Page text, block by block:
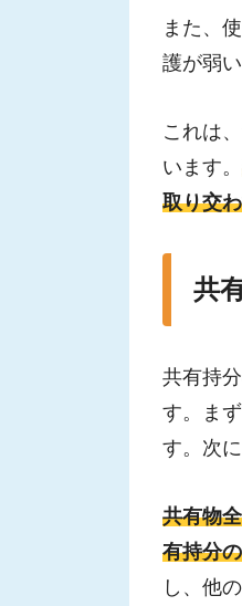
また、
護が弱
これは
います。
取り交
共
共有持
す。ま
す。次
共有物
有持分
し、他